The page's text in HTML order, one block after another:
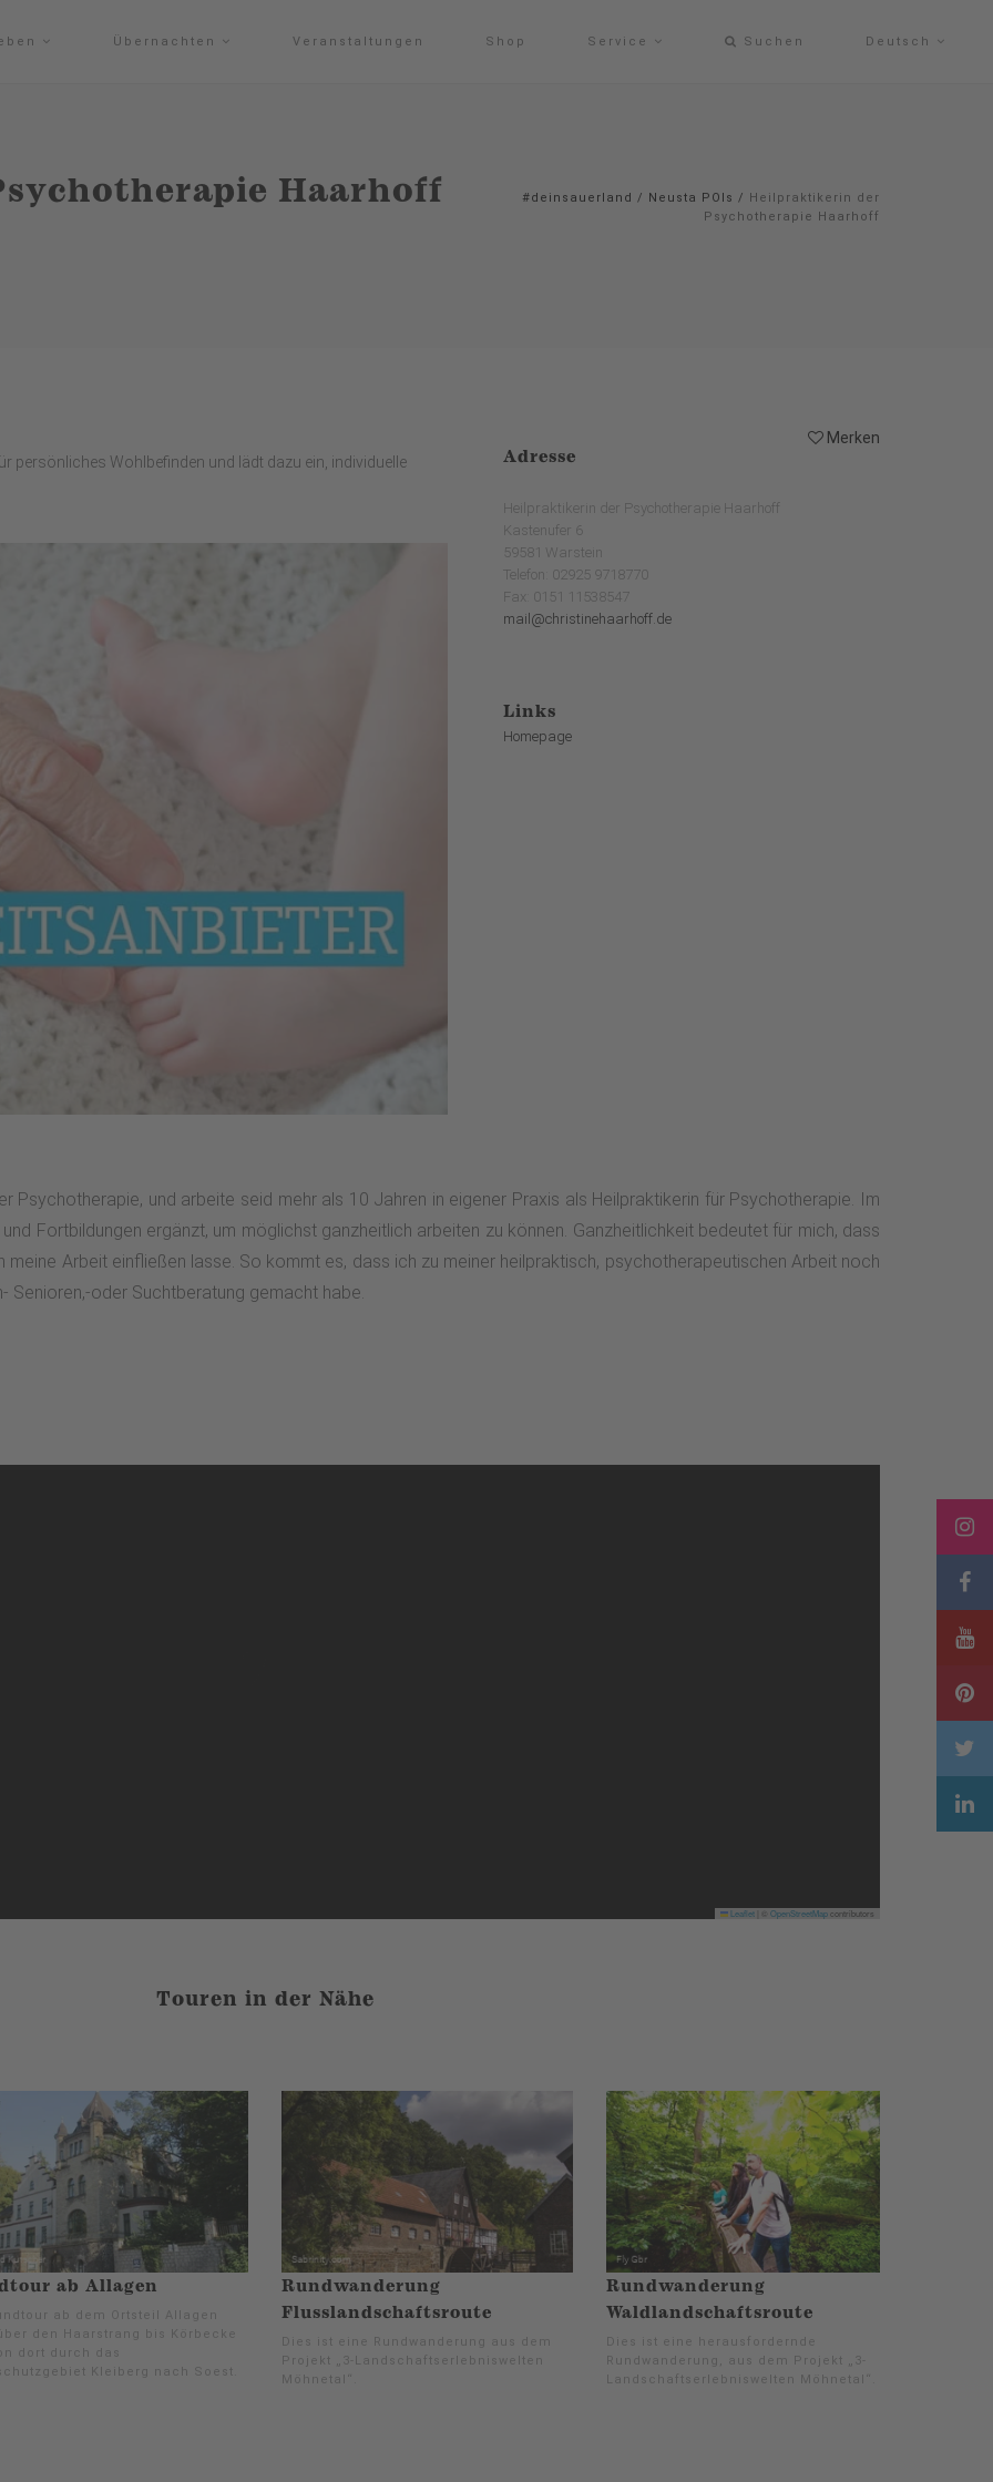
Übernachten Veranstaltungen Shop Service Suchen Deutsch
Haarhoff #deinsauerland / Neusta POIs / Heilpraktikerin der
Psychotherapie Haarhoff
Merken
persönliches Wohlbefinden und lädt dazu ein, individuelle
Adresse
Heilpraktikerin der Psychotherapie Haarhoff
Kastenufer 6
59581 Warstein
Telefon: 02925 9718770
Fax: 0151 11538547
mail@christinehaarhoff.de
Links
Homepage
Psychotherapie, und arbeite seid mehr als 10 Jahren in eigener Praxis als Heilpraktikerin für Psychotherapie. Im
Fortbildungen ergänzt, um möglichst ganzheitlich arbeiten zu können. Ganzheitlichkeit bedeutet für mich, dass
Arbeit einfließen lasse. So kommt es, dass ich zu meiner heilpraktisch, psychotherapeutischen Arbeit noch
Senioren,-oder Suchtberatung gemacht habe.
Leaflet OpenStreetMapcontributors
Touren in der Nähe
ab Allagen
ab dem Ortsteil Allagen
den Haarstrang bis Körbecke
dort durch das
Kleiberg nach Soest.
Rundwanderung
Flusslandschaftsroute
Dies ist eine Rundwanderung aus dem
Projekt „3-Landschaftserlebniswelten
Möhnetal“.
Rundwanderung
Waldlandschaftsroute
Dies ist eine herausfordernde
Rundwanderung, aus dem Projekt „3-
Landschaftserlebniswelten Möhnetal“.